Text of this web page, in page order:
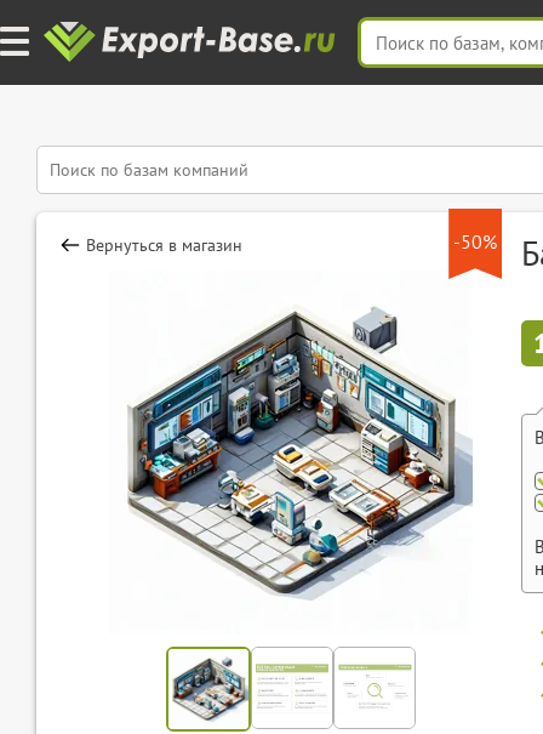
-50%
Вернуться в магазин